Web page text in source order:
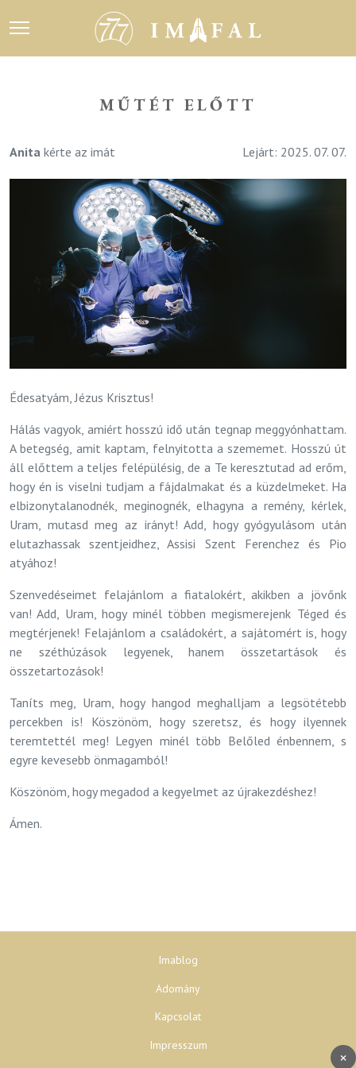
MŰTÉT ELŐTT
Anita kérte az imát Lejárt: 2025. 07. 07.
Édesatyám, Jézus Krisztus!
Hálás vagyok, amiért hosszú idő után tegnap meggyónhattam.
A betegség, amit kaptam, felnyitotta a szememet. Hosszú út
áll előttem a teljes felépülésig, de a Te keresztutad ad erőm,
hogy én is viselni tudjam a fájdalmakat és a küzdelmeket. Ha
elbizonytalanodnék, meginognék, elhagyna a remény, kérlek,
Uram, mutasd meg az irányt! Add, hogy gyógyulásom után
elutazhassak szentjeidhez, Assisi Szent Ferenchez és Pio
atyához!
Szenvedéseimet felajánlom a fiatalokért, akikben a jövőnk
van! Add, Uram, hogy minél többen megismerejenk Téged és
megtérjenek! Felajánlom a családokért, a sajátomért is, hogy
ne széthúzások legyenek, hanem összetartások és
összetartozások!
Taníts meg, Uram, hogy hangod meghalljam a legsötétebb
percekben is! Köszönöm, hogy szeretsz, és hogy ilyennek
teremtettél meg! Legyen minél több Belőled énbennem, s
egyre kevesebb önmagamból!
Köszönöm, hogy megadod a kegyelmet az újrakezdéshez!
Ámen.
Impresszum
Kapcsolat
Adomány
Imablog
×